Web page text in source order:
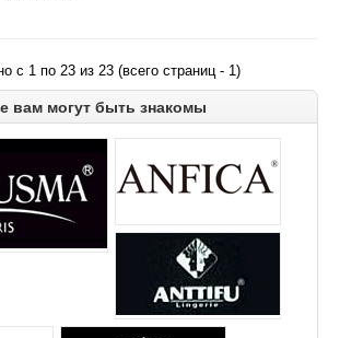
с 1 по 23 из 23 (всего страниц - 1)
вам могут быть знакомы